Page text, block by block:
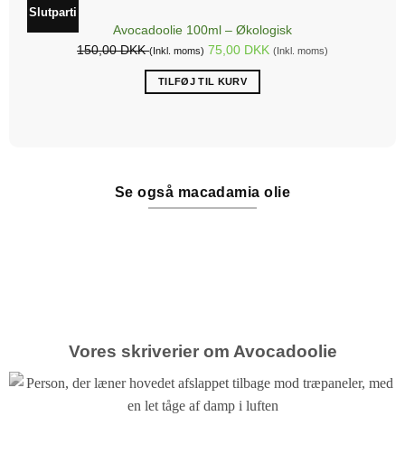
Slutparti
Avocadoolie 100ml – Økologisk
150,00DKK (Inkl. moms) 75,00 DKK (Inkl. moms)
TILFØJ TIL KURV
Se også macadamia olie
Vores skriverier om Avocadoolie